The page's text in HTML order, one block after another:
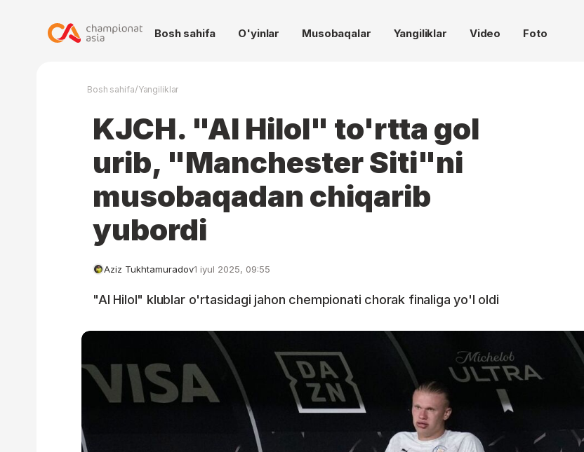
Bosh sahifa O'yinlar Musobaqalar Yangiliklar Video Foto
Bosh sahifa/Yangiliklar
KJCH. "Al Hilol" to'rtta gol
urib, "Manchester Siti"ni
musobaqadan chiqarib
yubordi
Aziz Tukhtamuradov1 iyul 2025, 09:55
"Al Hilol" klublar o'rtasidagi jahon chempionati chorak finaliga yo'l oldi